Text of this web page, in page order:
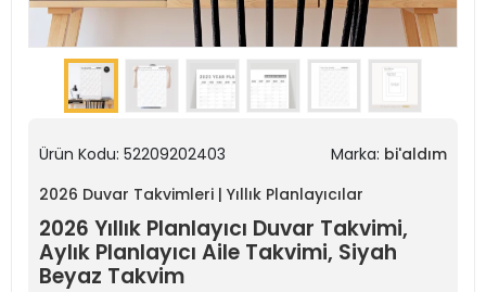
Ürün Kodu: 52209202403 Marka: bi'aldım
2026 Duvar Takvimleri | Yıllık Planlayıcılar
2026 Yıllık Planlayıcı Duvar Takvimi,
Aylık Planlayıcı Aile Takvimi, Siyah
Beyaz Takvim